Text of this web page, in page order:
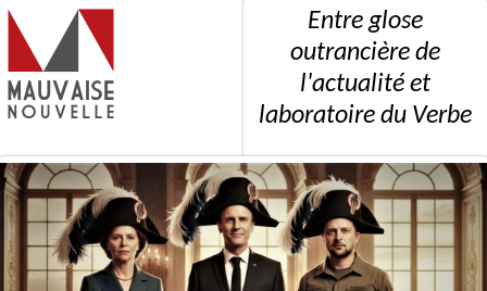
Entre glose
outrancière de
l'actualité et
laboratoire du Verbe